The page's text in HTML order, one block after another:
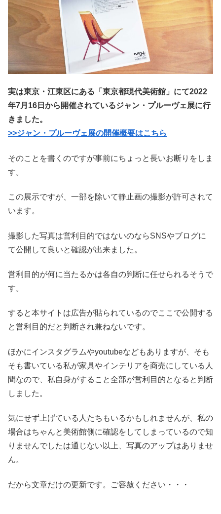
実は東京・江東区にある「東京都現代美術館」にて2022
年7月16日から開催されているジャン・プルーヴェ展に行
きました。
>>ジャン・プルーヴェ展の開催概要はこちら
そのことを書くのですが事前にちょっと長いお断りをしま
す。
この展示ですが、一部を除いて静止画の撮影が許可されて
います。
撮影した写真は営利目的ではないのならSNSやブログに
て公開して良いと確認が出来ました。
営利目的が何に当たるかは各自の判断に任せられるそうで
す。
すると本サイトは広告が貼られているのでここで公開する
と営利目的だと判断され兼ねないです。
ほかにインスタグラムやyoutubeなどもありますが、そも
そも書いている私が家具やインテリアを商売にしている人
間なので、私自身がすること全部が営利目的となると判断
しました。
気にせず上げている人たちもいるかもしれませんが、私の
場合はちゃんと美術館側に確認をしてしまっているので知
りませんでしたは通じない以上、写真のアップはありませ
ん。
だから文章だけの更新です。ご容赦ください・・・